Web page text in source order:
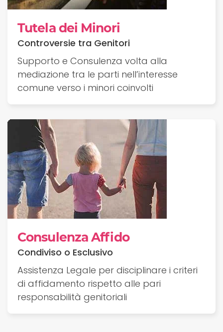
Tutela dei Minori
Controversie tra Genitori
Supporto e Consulenza volta alla
mediazione tra le parti nell’interesse
comune verso i minori coinvolti
Consulenza Affido
Condiviso o Esclusivo
Assistenza Legale per disciplinare i criteri
di affidamento rispetto alle pari
responsabilità genitoriali